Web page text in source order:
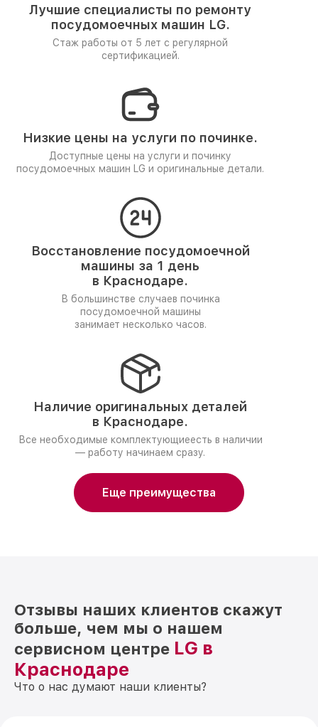
Лучшие специалисты по ремонту
посудомоечных машин LG.
Стаж работы от 5 лет с регулярной
сертификацией.
Низкие цены на услуги по починке.
Доступные цены на услуги и починку
посудомоечных машин LG и оригинальные детали.
Восстановление посудомоечной
машины за 1 день
в Краснодаре.
В большинстве случаев починка
посудомоечной машины
занимает несколько часов.
Наличие оригинальных деталей
в Краснодаре.
Все необходимые комплектующиеесть в наличии
— работу начинаем сразу.
Еще преимущества
Отзывы наших клиентов скажут
больше, чем мы о нашем
сервисном центре LG в
Краснодаре
Что о нас думают наши клиенты?